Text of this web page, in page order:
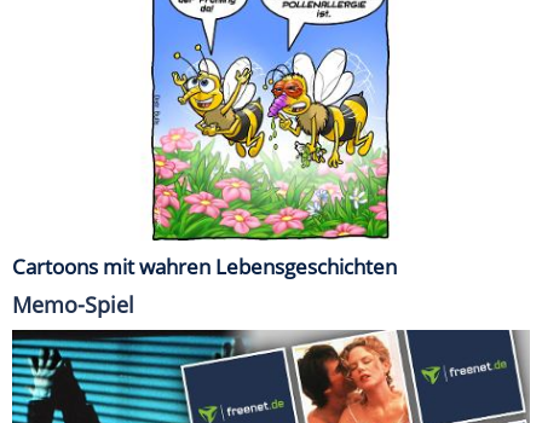
Cartoons mit wahren Lebensgeschichten
Memo-Spiel